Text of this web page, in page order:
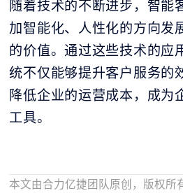
随着技术的不断进步，智能
加智能化、人性化的方向发
的价值。通过这些技术的应
统不仅能够提升客户服务的
降低企业的运营成本，成为
工具。
本文由合力亿捷团队原创，版权所